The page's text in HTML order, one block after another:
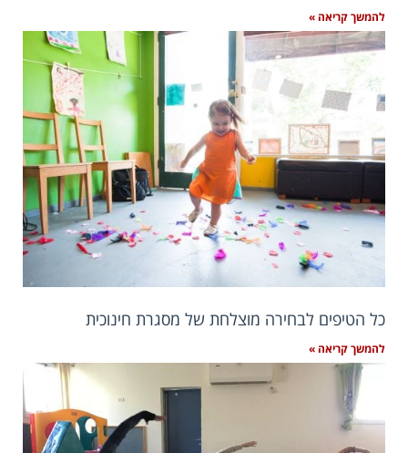
להמשך קריאה »
כל הטיפים לבחירה מוצלחת של מסגרת חינוכית
להמשך קריאה »